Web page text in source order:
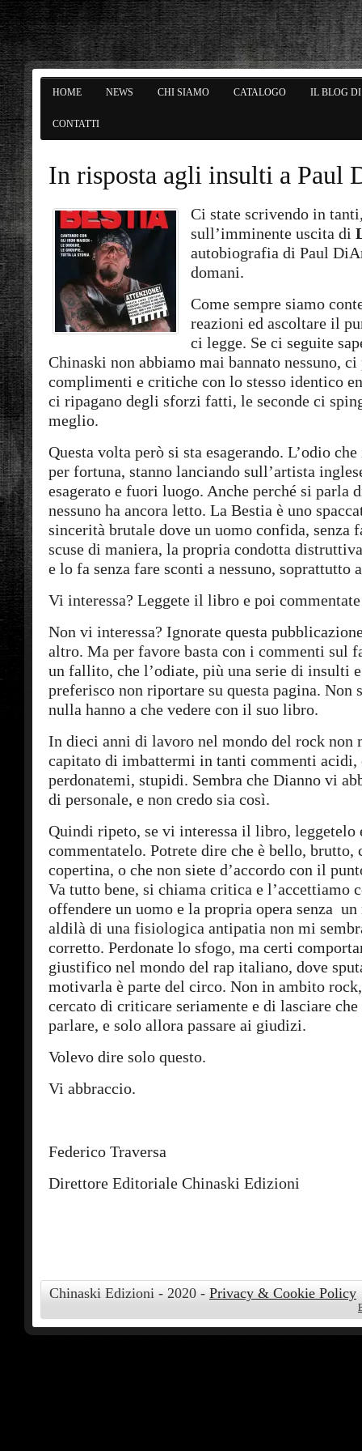
HOME NEWS CHI SIAMO CATALOGO IL BLOG
CONTATTI
In risposta agli insulti a Paul
Ci state scrivendo in
sull’imminente uscita di
autobiografia di Paul
domani.
Come sempre siamo
reazioni ed ascoltare il
ci legge. Se ci seguite
Chinaski non abbiamo mai bannato nessuno,
complimenti e critiche con lo stesso identico
ci ripagano degli sforzi fatti, le seconde ci
meglio.
Questa volta però si sta esagerando. L’odio
per fortuna, stanno lanciando sull’artista
esagerato e fuori luogo. Anche perché si parla
nessuno ha ancora letto. La Bestia è uno
sincerità brutale dove un uomo confida, senza
scuse di maniera, la propria condotta
e lo fa senza fare sconti a nessuno, soprattutto
Vi interessa? Leggete il libro e poi
Non vi interessa? Ignorate questa
altro. Ma per favore basta con i commenti sul
un fallito, che l’odiate, più una serie di insulti
preferisco non riportare su questa pagina. Non
nulla hanno a che vedere con il suo libro.
In dieci anni di lavoro nel mondo del rock non
capitato di imbattermi in tanti commenti acidi,
perdonatemi, stupidi. Sembra che Dianno vi
di personale, e non credo sia così.
Quindi ripeto, se vi interessa il libro, leggetelo
commentatelo. Potrete dire che è bello, brutto,
copertina, o che non siete d’accordo con il
Va tutto bene, si chiama critica e l’accettiamo
offendere un uomo e la propria opera senza
aldilà di una fisiologica antipatia non mi
corretto. Perdonate lo sfogo, ma certi
giustifico nel mondo del rap italiano, dove
motivarla è parte del circo. Non in ambito
cercato di criticare seriamente e di lasciare che
parlare, e solo allora passare ai giudizi.
Volevo dire solo questo.
Vi abbraccio.
Federico Traversa
Direttore Editoriale Chinaski Edizioni
Chinaski Edizioni - 2020 - Privacy & Cookie Policy